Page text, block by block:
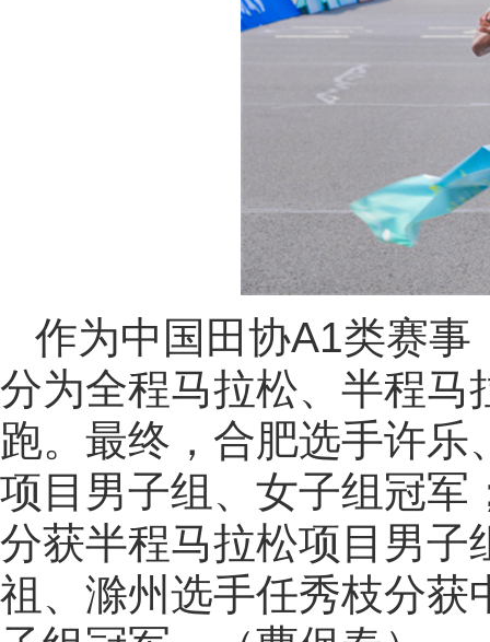
作为中国田协A1类赛
分为全程马拉松、半程马
跑。最终，合肥选手许
项目男子组、女子组冠军
分获半程马拉松项目男子
祖、滁州选手任秀枝分获